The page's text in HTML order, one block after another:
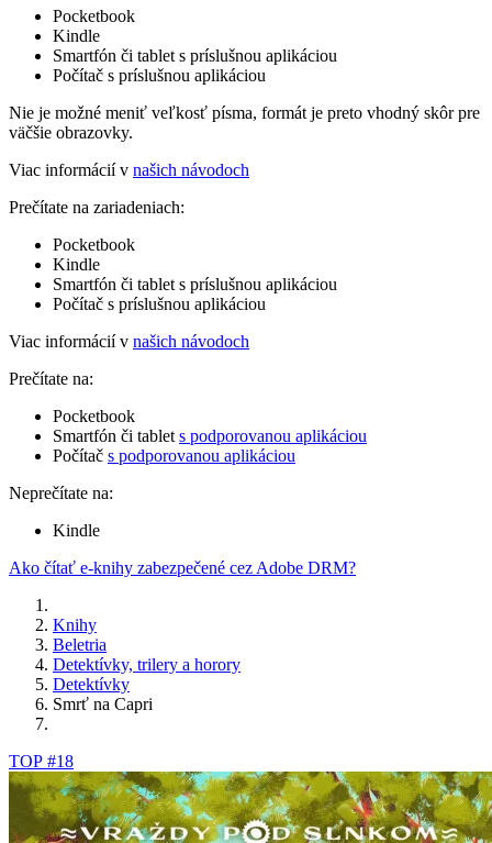
Pocketbook
Kindle
Smartfón či tablet s príslušnou aplikáciou
Počítač s príslušnou aplikáciou
Nie je možné meniť veľkosť písma, formát je preto vhodný skôr pre
väčšie obrazovky.
Viac informácií v našich návodoch
Prečítate na zariadeniach:
Pocketbook
Kindle
Smartfón či tablet s príslušnou aplikáciou
Počítač s príslušnou aplikáciou
Viac informácií v našich návodoch
Prečítate na:
Pocketbook
Smartfón či tablet s podporovanou aplikáciou
Počítač s podporovanou aplikáciou
Neprečítate na:
Kindle
Ako čítať e-knihy zabezpečené cez Adobe DRM?
Knihy
Beletria
Detektívky, trilery a horory
Detektívky
Smrť na Capri
TOP #18